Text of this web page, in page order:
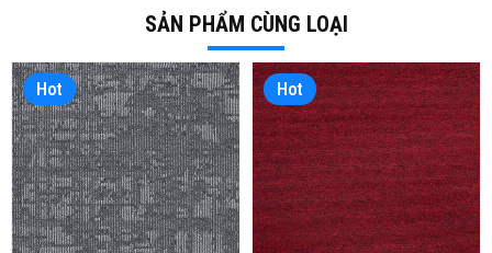
SẢN PHẨM CÙNG LOẠI
Hot Hot